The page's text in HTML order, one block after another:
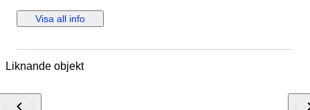
Visa all info
Liknande objekt